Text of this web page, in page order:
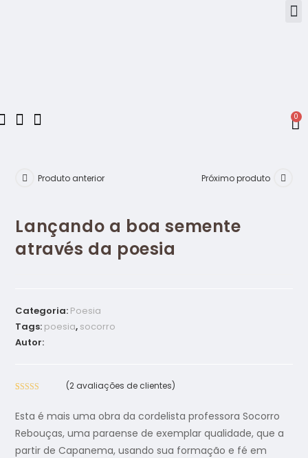
0
Produto anterior Próximo produto
Lançando a boa semente
através da poesia
Categoria: Poesia
Tags: poesia, socorro
Autor:
como 5.00
baseado em
avaliações de
(2 avaliações de clientes)
Esta é mais uma obra da cordelista professora Socorro
Rebouças, uma paraense de exemplar qualidade, que a
partir de Capanema, usando sua formação e fé em